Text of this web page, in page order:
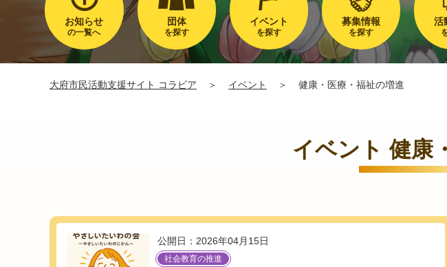
お知らせ
の一覧へ
団体
を探す
イベント
を探す
募集情報
を探す
活
大府市民活動支援サイト コラビア ＞ イベント ＞ 健康・医療・福祉の増進
イベント 健康
公開日：2026年04月15日
社会教育の推進